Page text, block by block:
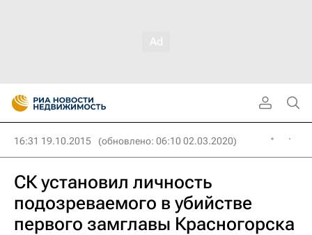
16:31 19.10.2015 (обновлено: 06:10 02.03.2020)
СК установил личность
подозреваемого в убийстве
первого замглавы Красногорска